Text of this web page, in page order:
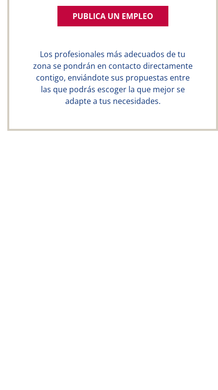
PUBLICA UN EMPLEO
Los profesionales más adecuados de tu
zona se pondrán en contacto directamente
contigo, enviándote sus propuestas entre
las que podrás escoger la que mejor se
adapte a tus necesidades.